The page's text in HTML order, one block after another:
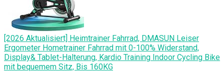
[2026 Aktualisiert] Heimtrainer Fahrrad, DMASUN Leiser
Ergometer Hometrainer Fahrrad mit 0-100% Widerstand,
Display& Tablet-Halterung, Kardio Training Indoor Cycling Bike
mit bequemem Sitz, Bis 160KG